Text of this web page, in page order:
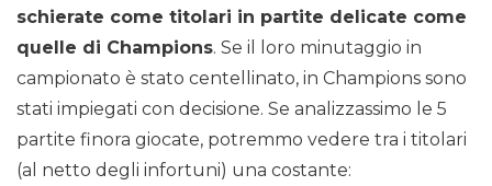
schierate come titolari in partite delicate come
quelle di Champions. Se il loro minutaggio in
campionato è stato centellinato, in Champions sono
stati impiegati con decisione. Se analizzassimo le 5
partite finora giocate, potremmo vedere tra i titolari
(al netto degli infortuni) una costante: